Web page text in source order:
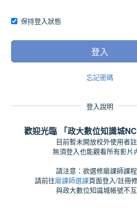
保持登入狀態
登入
忘記密碼
登入說明
歡迎光臨 「政大數位知識城
目前暫未開放校外使用者
無須登入也能觀看所有影片
請注意：欲選修磨課師課程
請前往磨課師選課頁面登入/註冊
與政大數位知識城帳號不